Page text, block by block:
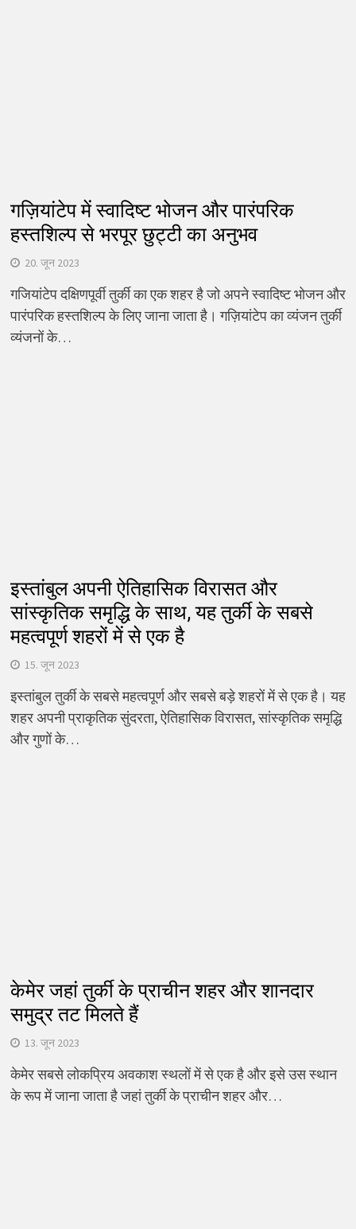
गज़ियांटेप में स्वादिष्ट भोजन और पारंपरिक
हस्तशिल्प से भरपूर छुट्टी का अनुभव
20. जून 2023
गजियांटेप दक्षिणपूर्वी तुर्की का एक शहर है जो अपने स्वादिष्ट भोजन और
पारंपरिक हस्तशिल्प के लिए जाना जाता है। गज़ियांटेप का व्यंजन तुर्की
व्यंजनों के…
इस्तांबुल अपनी ऐतिहासिक विरासत और
सांस्कृतिक समृद्धि के साथ, यह तुर्की के सबसे
महत्वपूर्ण शहरों में से एक है
15. जून 2023
इस्तांबुल तुर्की के सबसे महत्वपूर्ण और सबसे बड़े शहरों में से एक है। यह
शहर अपनी प्राकृतिक सुंदरता, ऐतिहासिक विरासत, सांस्कृतिक समृद्धि
और गुणों के…
केमेर जहां तुर्की के प्राचीन शहर और शानदार
समुद्र तट मिलते हैं
13. जून 2023
केमेर सबसे लोकप्रिय अवकाश स्थलों में से एक है और इसे उस स्थान
के रूप में जाना जाता है जहां तुर्की के प्राचीन शहर और…